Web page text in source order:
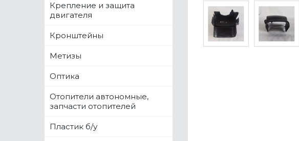
Крепление и защита
двигателя
Кронштейны
Метизы
Оптика
Отопители автономные,
запчасти отопителей
Пластик б/у